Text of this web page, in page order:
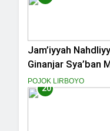
Jam’iyyah
Ginanjar Sya’ban
POJOK LIRBOYO
20